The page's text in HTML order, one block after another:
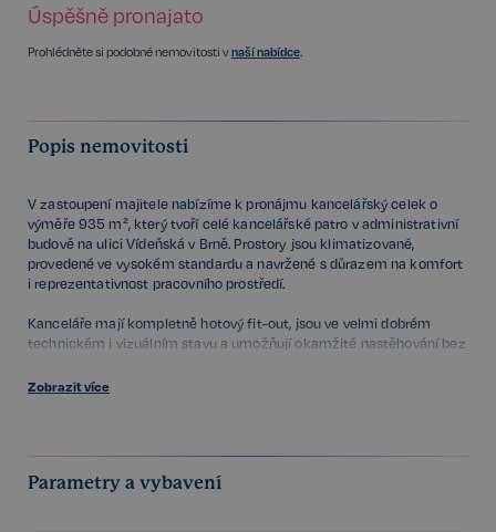
Úspěšně pronajato
Prohlédněte si podobné nemovitosti vnaší nabídce
Popis nemovitosti
V zastoupení majitele nabízíme k pronájmu kancelářský celek o
výměře 935 m², který tvoří celé kancelářské patro v administrativní
budově na ulici Vídeňská v Brně. Prostory jsou klimatizované,
provedené ve vysokém standardu a navržené s důrazem na komfort
i reprezentativnost pracovního prostředí.
Kanceláře mají kompletně hotový fit-out, jsou ve velmi dobrém
technickém i vizuálním stavu a umožňují okamžité nastěhování bez
dostupnost a přímé napojení na dálniční síť, což zajišťuje rychlé
Zobrazit více
Parametry a vybavení